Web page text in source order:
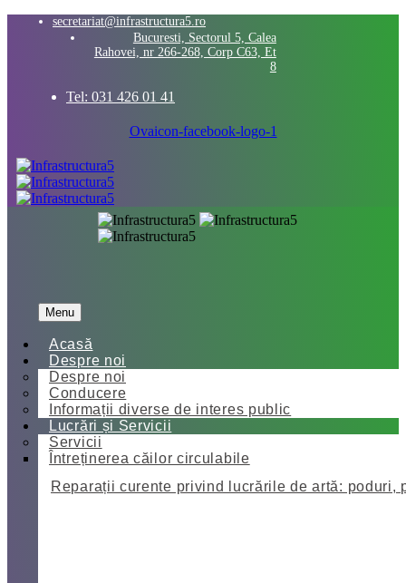
secretariat@infrastructura5.ro
Bucuresti, Sectorul 5, Calea
Rahovei, nr 266-268, Corp C63, Et
8
Tel: 031 426 01 41
Ovaicon-facebook-logo-1
Menu
Acasă
Despre noi
Despre noi
Conducere
Informații diverse de interes public
Lucrări și Servicii
Servicii
Întreținerea căilor circulabile
Reparații curente privind lucrările de artă: poduri,